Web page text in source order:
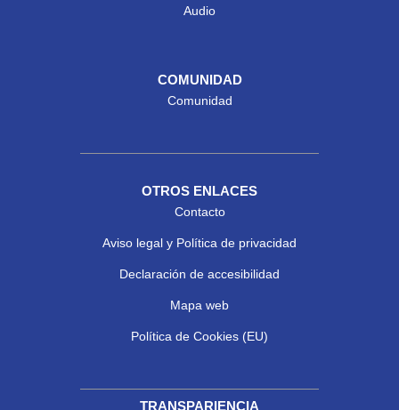
Audio
COMUNIDAD
Comunidad
OTROS ENLACES
Contacto
Aviso legal y Política de privacidad
Declaración de accesibilidad
Mapa web
Política de Cookies (EU)
TRANSPARIENCIA